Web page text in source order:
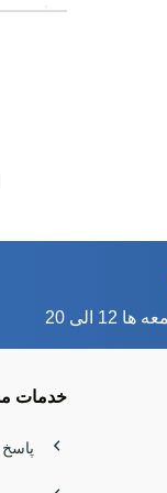
مهارت
طناب
امنیت
طناب
انرژی
خدمات